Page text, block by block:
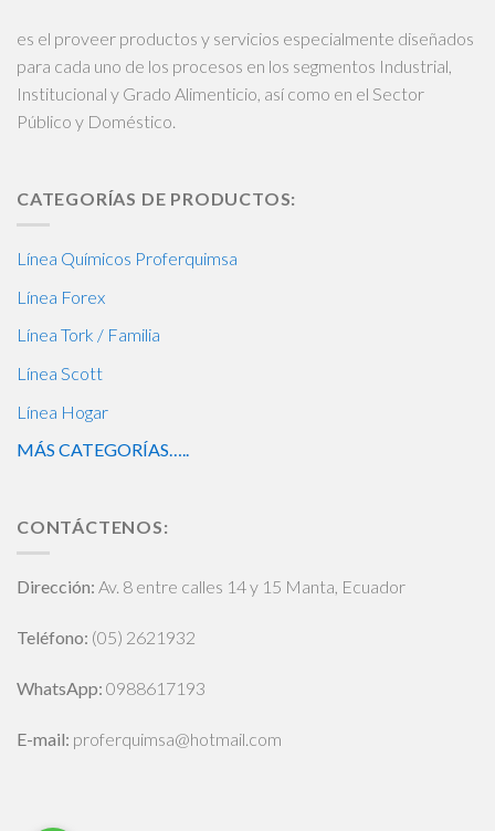
es el proveer productos y servicios especialmente diseñados
para cada uno de los procesos en los segmentos Industrial,
Institucional y Grado Alimenticio, así como en el Sector
Público y Doméstico.
CATEGORÍAS DE PRODUCTOS:
Línea Químicos Proferquimsa
Línea Forex
Línea Tork / Familia
Línea Scott
Línea Hogar
MÁS CATEGORÍAS…..
CONTÁCTENOS:
Dirección: Av. 8 entre calles 14 y 15 Manta, Ecuador
Teléfono: (05) 2621932
WhatsApp: 0988617193
E-mail: proferquimsa@hotmail.com